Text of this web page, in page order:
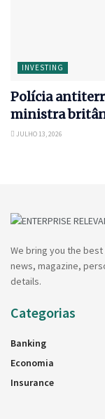
INVESTING
Polícia
ministra
JULHO 13, 2026
We bring you the
news, magazine,
details.
Categorias
Banking
Economia
Insurance